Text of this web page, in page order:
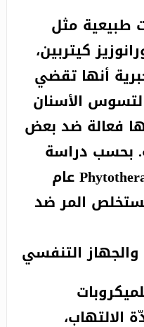
طبيعية مثل
كيتربين،
أنها تقضي
لتسوس الأسنان
فعالة ضد بعض
بحسب دراسة
نُشرت في Phytotherapy Research عام
مستخلص المر ضد
التنفسي